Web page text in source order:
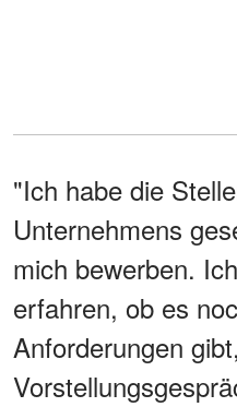
"Ich habe die
Unternehmens
mich bewerben.
erfahren, ob es
Anforderungen